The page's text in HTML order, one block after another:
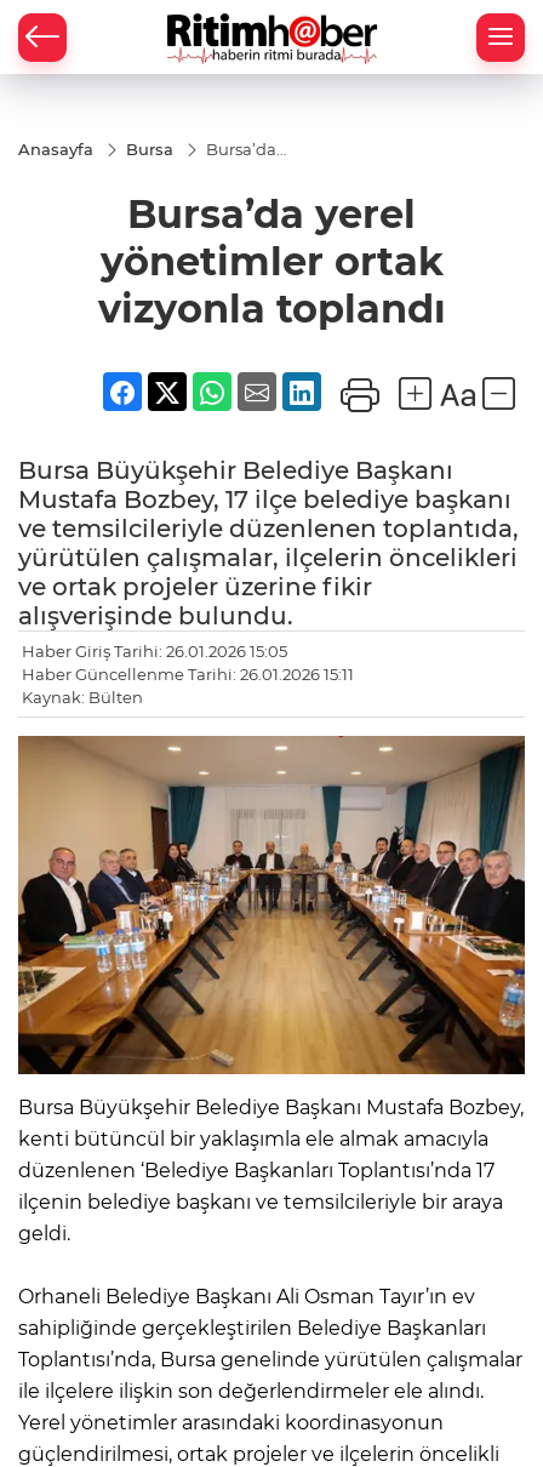
Anasayfa Bursa
Bursa’da
ortak
vizyonla
toplandı
Bursa’da yerel
yönetimler ortak
vizyonla toplandı
Bursa Büyükşehir Belediye Başkanı
Mustafa Bozbey, 17 ilçe belediye başkanı
ve temsilcileriyle düzenlenen toplantıda,
yürütülen çalışmalar, ilçelerin öncelikleri
ve ortak projeler üzerine fikir
alışverişinde bulundu.
Haber Giriş Tarihi: 26.01.2026 15:05
Haber Güncellenme Tarihi: 26.01.2026 15:11
Kaynak: Bülten
Bursa Büyükşehir Belediye Başkanı Mustafa Bozbey,
kenti bütüncül bir yaklaşımla ele almak amacıyla
düzenlenen ‘Belediye Başkanları Toplantısı’nda 17
ilçenin belediye başkanı ve temsilcileriyle bir araya
geldi.
Orhaneli Belediye Başkanı Ali Osman Tayır’ın ev
sahipliğinde gerçekleştirilen Belediye Başkanları
Toplantısı’nda, Bursa genelinde yürütülen çalışmalar
ile ilçelere ilişkin son değerlendirmeler ele alındı.
Yerel yönetimler arasındaki koordinasyonun
güçlendirilmesi, ortak projeler ve ilçelerin öncelikli